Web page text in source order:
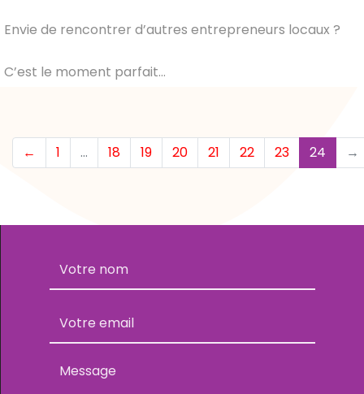
Envie de rencontrer d’autres entrepreneurs locaux ?
C’est le moment parfait...
← 1 … 18 19 20 21 22 23 24 →